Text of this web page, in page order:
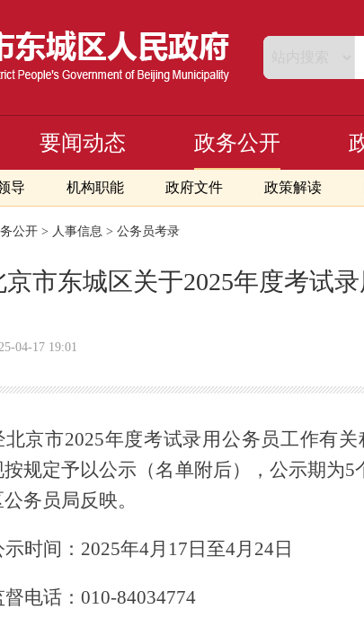
要闻动态 政务公开
导 机构职能 政府文件 政策解读
公开 > 人事信息 > 公务员考录
京市东城区关于2025年度考试
04-17 19:01
北京市2025年度考试录用公务员工作有
按规定予以公示 （名单附后） ，公示期为5
务员局反映。
时间： 2025年4月 17 日至4月 24日
督电话： 010-84034774